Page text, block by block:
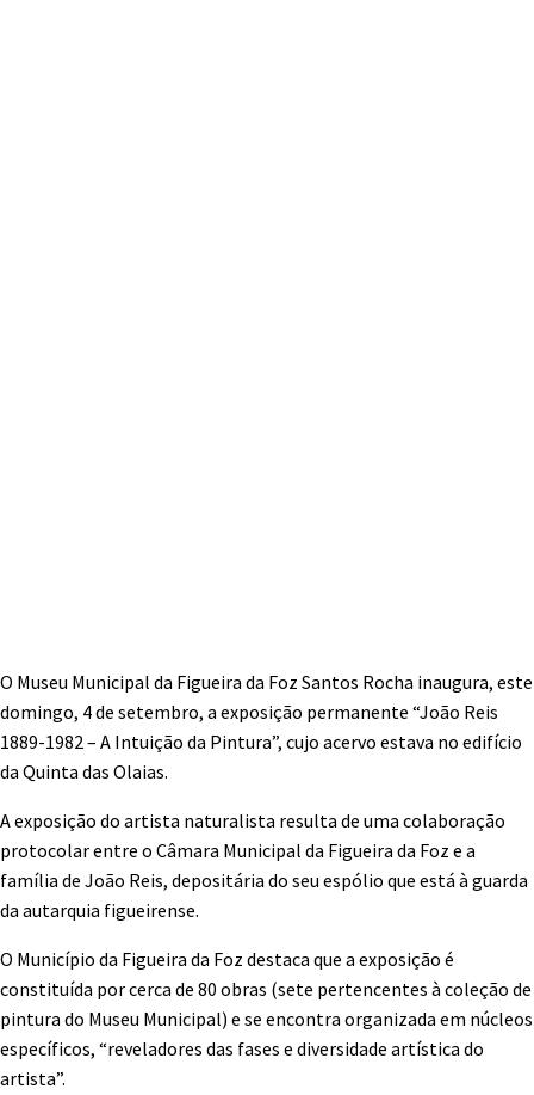
O Museu Municipal da Figueira da Foz Santos Rocha inaugura, este
domingo, 4 de setembro, a exposição permanente “João Reis
1889-1982 – A Intuição da Pintura”, cujo acervo estava no edifício
da Quinta das Olaias.
A exposição do artista naturalista resulta de uma colaboração
protocolar entre o Câmara Municipal da Figueira da Foz e a
família de João Reis, depositária do seu espólio que está à guarda
da autarquia figueirense.
O Município da Figueira da Foz destaca que a exposição é
constituída por cerca de 80 obras (sete pertencentes à coleção de
pintura do Museu Municipal) e se encontra organizada em núcleos
específicos, “reveladores das fases e diversidade artística do
artista”.